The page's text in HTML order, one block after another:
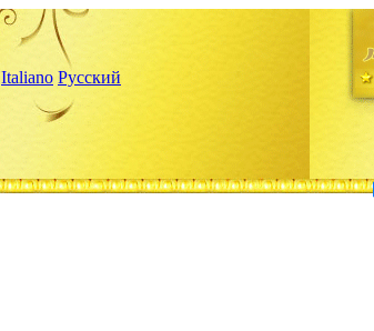
Italiano Русский